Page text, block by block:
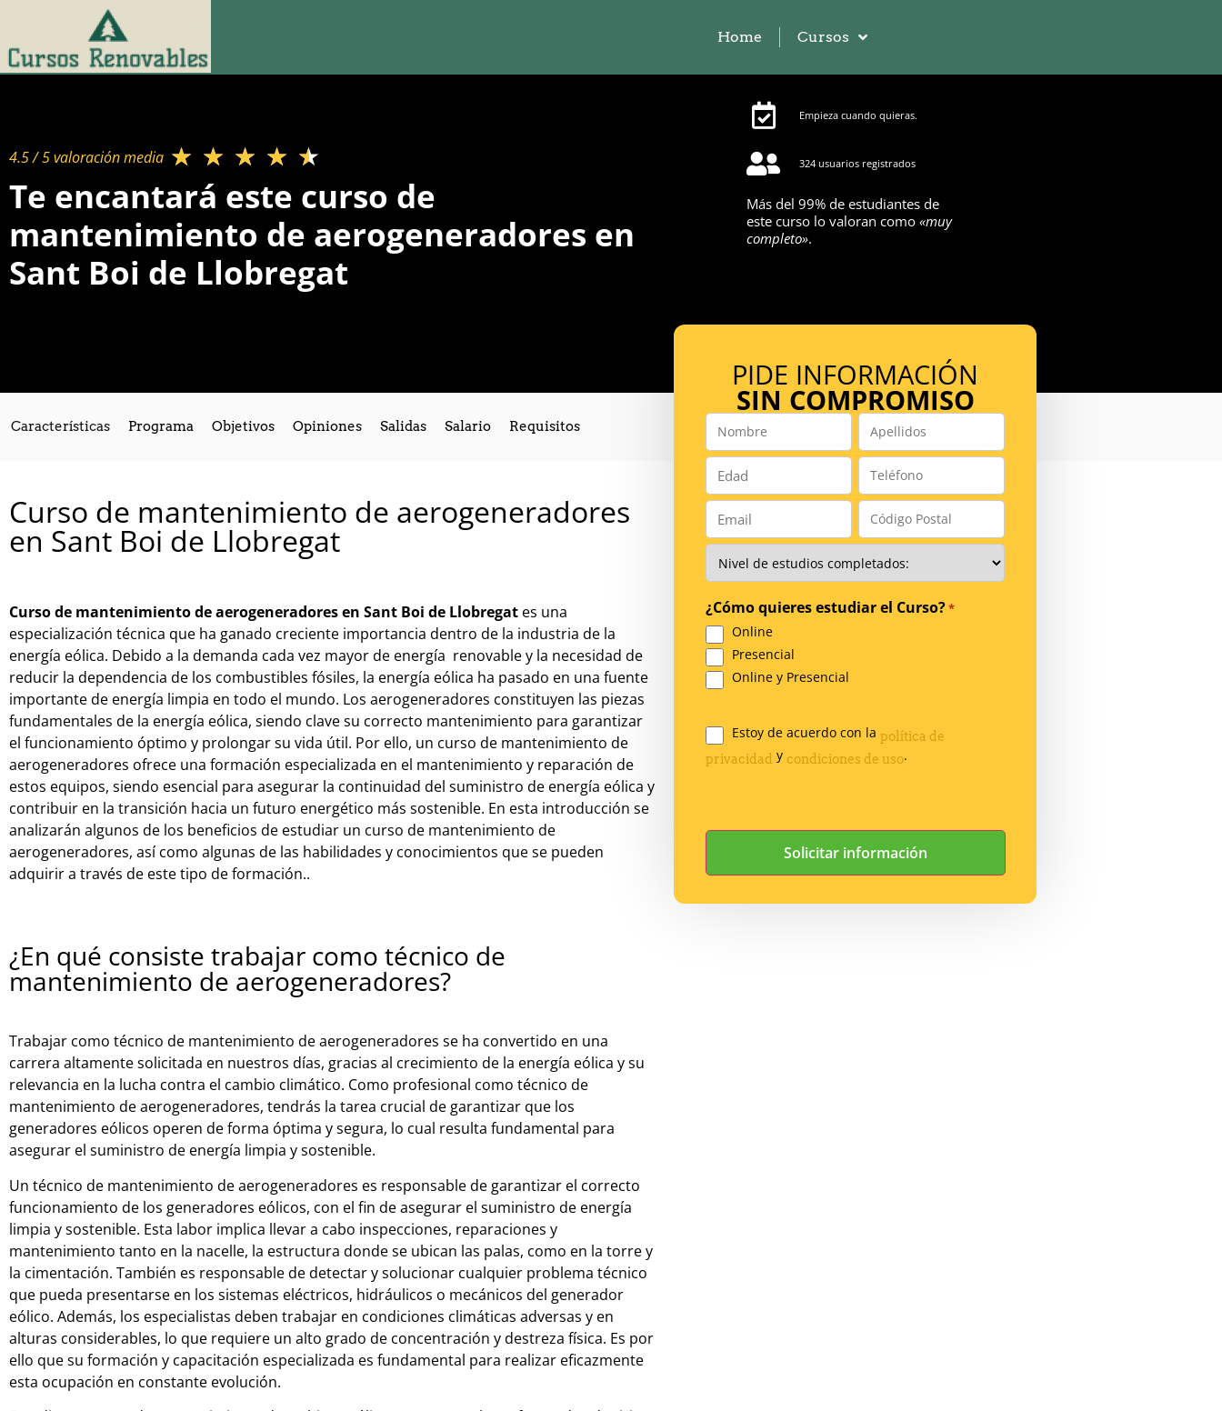
Home Cursos
4.5 / 5 valoración media​ ★ ★ ★ ★ ★
Te encantará este curso de
mantenimiento de aerogeneradores en
Sant Boi de Llobregat
Empieza cuando quieras.
324 usuarios registrados
Más del 99% de estudiantes de
este curso lo valoran como «muy
completo».
Características Programa Objetivos Opiniones Salidas Salario Requisitos
Curso de mantenimiento de aerogeneradores
en Sant Boi de Llobregat
Curso de mantenimiento de aerogeneradores en Sant Boi de Llobregat es una
especialización técnica que ha ganado creciente importancia dentro de la industria de la
energía eólica. Debido a la demanda cada vez mayor de energía renovable y la necesidad de
reducir la dependencia de los combustibles fósiles, la energía eólica ha pasado en una fuente
importante de energía limpia en todo el mundo. Los aerogeneradores constituyen las piezas
fundamentales de la energía eólica, siendo clave su correcto mantenimiento para garantizar
el funcionamiento óptimo y prolongar su vida útil. Por ello, un curso de mantenimiento de
aerogeneradores ofrece una formación especializada en el mantenimiento y reparación de
estos equipos, siendo esencial para asegurar la continuidad del suministro de energía eólica y
contribuir en la transición hacia un futuro energético más sostenible. En esta introducción se
analizarán algunos de los beneficios de estudiar un curso de mantenimiento de
aerogeneradores, así como algunas de las habilidades y conocimientos que se pueden
adquirir a través de este tipo de formación..
¿En qué consiste trabajar como técnico de
mantenimiento de aerogeneradores?
Trabajar como técnico de mantenimiento de aerogeneradores se ha convertido en una
carrera altamente solicitada en nuestros días, gracias al crecimiento de la energía eólica y su
relevancia en la lucha contra el cambio climático. Como profesional como técnico de
mantenimiento de aerogeneradores, tendrás la tarea crucial de garantizar que los
generadores eólicos operen de forma óptima y segura, lo cual resulta fundamental para
asegurar el suministro de energía limpia y sostenible.
Un técnico de mantenimiento de aerogeneradores es responsable de garantizar el correcto
funcionamiento de los generadores eólicos, con el fin de asegurar el suministro de energía
limpia y sostenible. Esta labor implica llevar a cabo inspecciones, reparaciones y
mantenimiento tanto en la nacelle, la estructura donde se ubican las palas, como en la torre y
la cimentación. También es responsable de detectar y solucionar cualquier problema técnico
que pueda presentarse en los sistemas eléctricos, hidráulicos o mecánicos del generador
eólico. Además, los especialistas deben trabajar en condiciones climáticas adversas y en
alturas considerables, lo que requiere un alto grado de concentración y destreza física. Es por
ello que su formación y capacitación especializada es fundamental para realizar eficazmente
esta ocupación en constante evolución.
PIDE INFORMACIÓN
SIN COMPROMISO
Nombre
*
Apellidos
Número
*
Teléfono
Email
*
Código
Postal
*
Nivel
de
Estudios
*
¿Cómo quieres estudiar el Curso?*
Online
Presencial
Online y Presencial
Legal
*
Estoy de acuerdo con la política de
privacidad y condiciones de uso.